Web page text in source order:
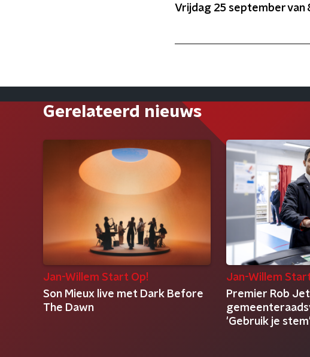
Vrijdag 25 september van
Gerelateerd nieuws
Jan-Willem Start Op!
Son Mieux live met Dark Before
The Dawn
Jan-Willem
Premier Rob
'Gebruik je stem'